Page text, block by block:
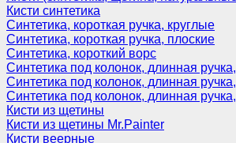
Кисти синтетика
Синтетика, короткая ручка, круглые
Синтетика, короткая ручка, плоские
Синтетика, короткий ворс
Синтетика под колонок, длинная
Синтетика под колонок, длинная
Синтетика под колонок, длинная
Кисти из щетины
Кисти из щетины Mr.Painter
Кисти веерные